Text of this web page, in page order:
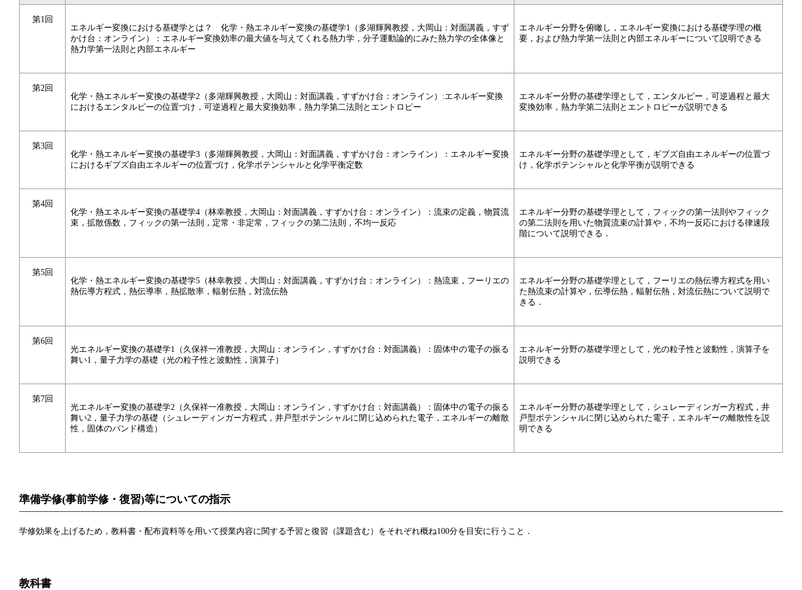
第1回
エネルギー変換における基礎学とは？ 化学・熱エネルギー変換の基礎学1（多湖輝興教授，大岡山：対面講義，すず
かけ台：オンライン）：エネルギー変換効率の最大値を与えてくれる熱力学，分子運動論的にみた熱力学の全体像と
熱力学第一法則と内部エネルギー
エネルギー分野を俯瞰し，エネルギー変換における基礎学理の概
要，および熱力学第一法則と内部エネルギーについて説明できる
第2回
化学・熱エネルギー変換の基礎学2（多湖輝興教授，大岡山：対面講義，すずかけ台：オンライン）:エネルギー変換
におけるエンタルピーの位置づけ，可逆過程と最大変換効率，熱力学第二法則とエントロピー
エネルギー分野の基礎学理として，エンタルピー，可逆過程と最大
変換効率，熱力学第二法則とエントロピーが説明できる
第3回
化学・熱エネルギー変換の基礎学3（多湖輝興教授，大岡山：対面講義，すずかけ台：オンライン）：エネルギー変換
におけるギブズ自由エネルギーの位置づけ，化学ポテンシャルと化学平衡定数
エネルギー分野の基礎学理として，ギブズ自由エネルギーの位置づ
け，化学ポテンシャルと化学平衡が説明できる
第4回
化学・熱エネルギー変換の基礎学4（林幸教授，大岡山：対面講義，すずかけ台：オンライン）：流束の定義，物質流
束，拡散係数，フィックの第一法則，定常・非定常，フィックの第二法則，不均一反応
エネルギー分野の基礎学理として，フィックの第一法則やフィック
の第二法則を用いた物質流束の計算や，不均一反応における律速段
階について説明できる．
第5回
化学・熱エネルギー変換の基礎学5（林幸教授，大岡山：対面講義，すずかけ台：オンライン）：熱流束，フーリエの
熱伝導方程式，熱伝導率，熱拡散率，輻射伝熱，対流伝熱
エネルギー分野の基礎学理として，フーリエの熱伝導方程式を用い
た熱流束の計算や，伝導伝熱，輻射伝熱，対流伝熱について説明で
きる．
第6回
光エネルギー変換の基礎学1（久保祥一准教授，大岡山：オンライン，すずかけ台：対面講義）：固体中の電子の振る
舞い1，量子力学の基礎（光の粒子性と波動性，演算子）
エネルギー分野の基礎学理として，光の粒子性と波動性，演算子を
説明できる
第7回
光エネルギー変換の基礎学2（久保祥一准教授，大岡山：オンライン，すずかけ台：対面講義）：固体中の電子の振る
舞い2，量子力学の基礎（シュレーディンガー方程式，井戸型ポテンシャルに閉じ込められた電子，エネルギーの離散
性，固体のバンド構造）
エネルギー分野の基礎学理として，シュレーディンガー方程式，井
戸型ポテンシャルに閉じ込められた電子，エネルギーの離散性を説
明できる
準備学修(事前学修・復習)等についての指示
学修効果を上げるため，教科書・配布資料等を用いて授業内容に関する予習と復習（課題含む）をそれぞれ概ね100分を目安に行うこと．
教科書